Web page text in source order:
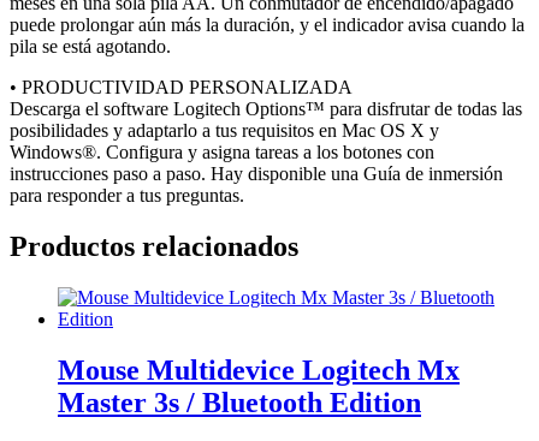
puede prolongar aún más la duración, y el indicador avisa cuando la
pila se está agotando.
• PRODUCTIVIDAD PERSONALIZADA
Descarga el software Logitech Options™ para disfrutar de todas las
posibilidades y adaptarlo a tus requisitos en Mac OS X y
Windows®. Configura y asigna tareas a los botones con
instrucciones paso a paso. Hay disponible una Guía de inmersión
para responder a tus preguntas.
Productos relacionados
Mouse Multidevice Logitech Mx
Master 3s / Bluetooth Edition